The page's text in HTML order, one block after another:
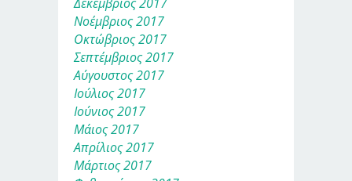
Νοέμβριος 2017
Οκτώβριος 2017
Σεπτέμβριος 2017
Αύγουστος 2017
Ιούλιος 2017
Ιούνιος 2017
Μάιος 2017
Απρίλιος 2017
Μάρτιος 2017